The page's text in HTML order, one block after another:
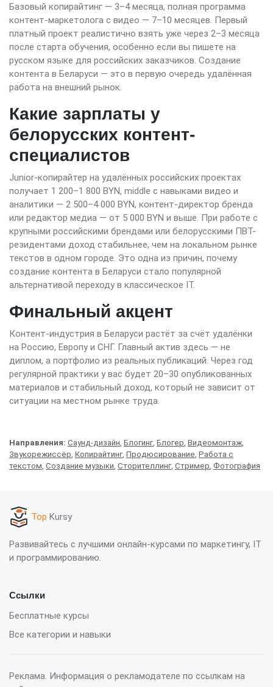
Базовый копирайтинг — 3–4 месяца, полная программа
контент-маркетолога с видео — 7–10 месяцев. Первый
платный проект реалистично взять уже через 2–3 месяца
после старта обучения, особенно если вы пишете на
русском языке для российских заказчиков. Создание
контента в Беларуси — это в первую очередь удалённая
работа на внешний рынок.
Какие зарплаты у
белорусских контент-
специалистов
Junior-копирайтер на удалённых российских проектах
получает 1 200–1 800 BYN, middle с навыками видео и
аналитики — 2 500–4 000 BYN, контент-директор бренда
или редактор медиа — от 5 000 BYN и выше. При работе с
крупными российскими брендами или белорусскими ПВТ-
резидентами доход стабильнее, чем на локальном рынке
текстов в одном городе. Это одна из причин, почему
создание контента в Беларуси стало популярной
альтернативой переходу в классическое IT.
Финальный акцент
Контент-индустрия в Беларуси растёт за счёт удалёнки
на Россию, Европу и СНГ. Главный актив здесь — не
диплом, а портфолио из реальных публикаций. Через год
регулярной практики у вас будет 20–30 опубликованных
материалов и стабильный доход, который не зависит от
ситуации на местном рынке труда.
Направления: Саунд-дизайн Блогинг, Блогер Видеомонтаж
Звукорежиссёр Копирайтинг, Продюсирование Работа с
текстом Создание музыки Сторителлинг, Стример Фотография
Top Kursy
Развивайтесь с лучшими онлайн-курсами по маркетингу, IT
и программированию.
Ссылки
Бесплатные курсы
Все категории и навыки
Реклама. Информация о рекламодателе по ссылкам на